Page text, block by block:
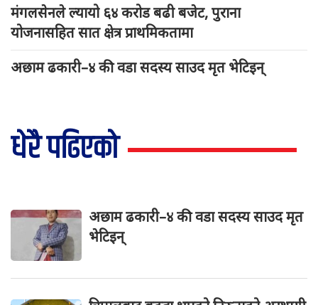
मंगलसेनले ल्यायो ६४ करोड बढी बजेट, पुराना
योजनासहित सात क्षेत्र प्राथमिकतामा
अछाम ढकारी–४ की वडा सदस्य साउद मृत भेटिइन्
धेरै पढिएको
अछाम ढकारी–४ की वडा सदस्य साउद मृत
भेटिइन्